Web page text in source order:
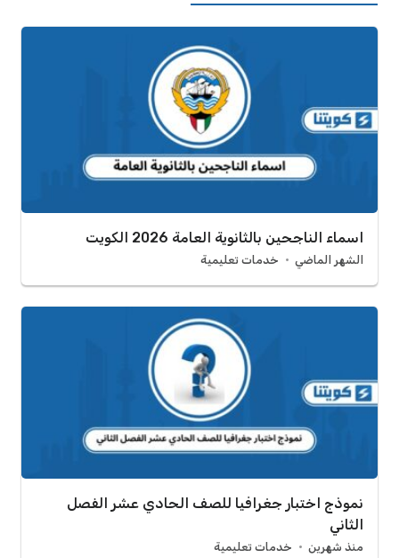
اسماء الناجحين بالثانوية العامة 2026 الكويت
الشهر الماضي خدمات تعليمية
نموذج اختبار جغرافيا للصف الحادي عشر الفصل
الثاني
منذ شهرين خدمات تعليمية